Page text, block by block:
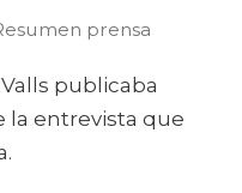
prensa
publicaba
la entrevista que